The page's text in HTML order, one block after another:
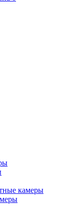
камеры